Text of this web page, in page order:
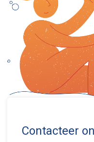
Contacteer